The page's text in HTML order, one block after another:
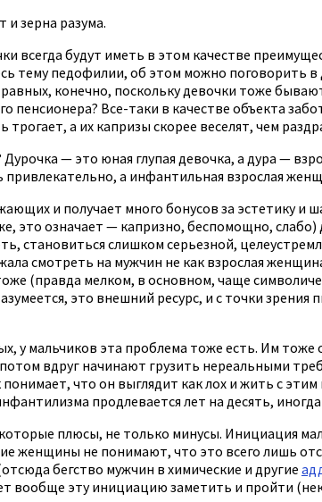
и зерна разума.
всегда будут иметь в этом качестве
тему педофилии, об этом можно поговорить
конечно, поскольку девочки тоже
пенсионера? Все-таки в качестве объекта
а их капризы скорее веселят, чем
— это юная глупая девочка, а дура —
а инфантильная взрослая
и получает много бонусов за эстетику и
это означает — капризно, беспомощно,
становиться слишком серьезной,
смотреть на мужчин не как взрослая
(правда мелком, в основном, чаще
это внешний ресурс, и с точки зрения
у мальчиков эта проблема тоже есть. Им
вдруг начинают грузить нереальными
что он выглядит как лох и жить с
продлевается лет на десять,
плюсы, не только минусы. Инициация
не понимают, что это всего лишь
бегство мужчин в химические и другие
вообще эту инициацию заметить и пройти